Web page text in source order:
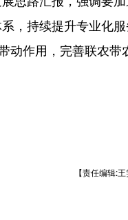
，持续提升专业化
动作用，完善联农带
【责任编辑:王